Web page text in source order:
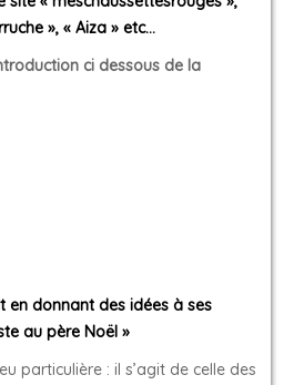
», « Aiza » etc…
ci dessous de la
en donnant des idées à ses
au père Noël »
particulière : il s’agit de celle des